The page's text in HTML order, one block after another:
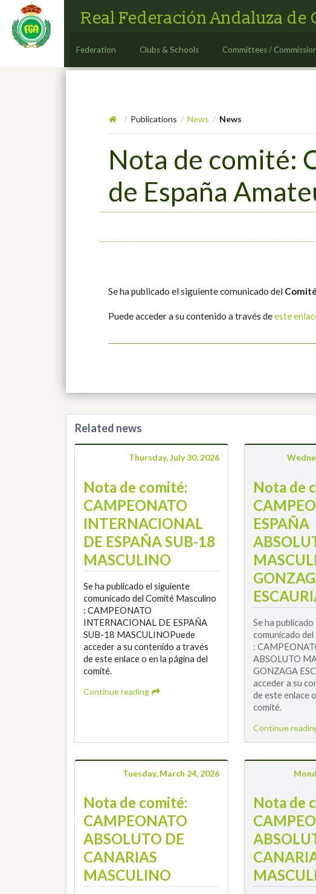
Real Federación Andaluza de
Federation Clubs & Schools Committees /
/ Publications / News / News
Nota de comité:
de España
Se ha publicado el siguiente comunicado del
Puede acceder a su contenido a través deeste
Related news
Thursday, July 30, 2026
Nota de comité:
CAMPEONATO
INTERNACIONAL
DE ESPAÑA SUB-18
MASCULINO
Se ha publicado el siguiente
comunicado del Comité Masculino
: CAMPEONATO
INTERNACIONAL DE ESPAÑA
SUB-18 MASCULINOPuede
acceder a su contenido a través
de este enlace o en la página del
comité.
Continue reading
Nota de
ESPAÑA
Se ha
comunicado
:
ABSOLUTO
GONZAGA
acceder a su
de este enlace
comité.
Continue
Tuesday, March 24, 2026
Nota de comité:
CAMPEONATO
ABSOLUTO DE
CANARIAS
MASCULINO
Nota de